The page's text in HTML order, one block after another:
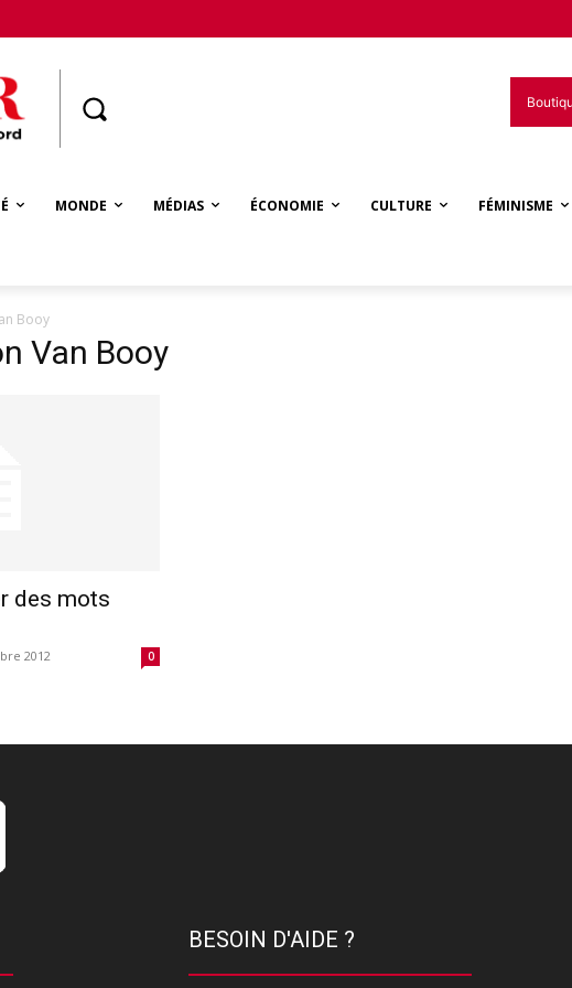
MONDE MÉDIAS ÉCONOMIE CULTURE FÉMINISME
Booy
Van Booy
des mots
2012 0
BESOIN D'AIDE ?